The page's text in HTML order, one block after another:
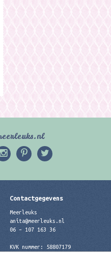
Contactgegevens
Meerleuks
anita@meerleuks.nl
06 – 107 163 36
KVK nummer: 58807179